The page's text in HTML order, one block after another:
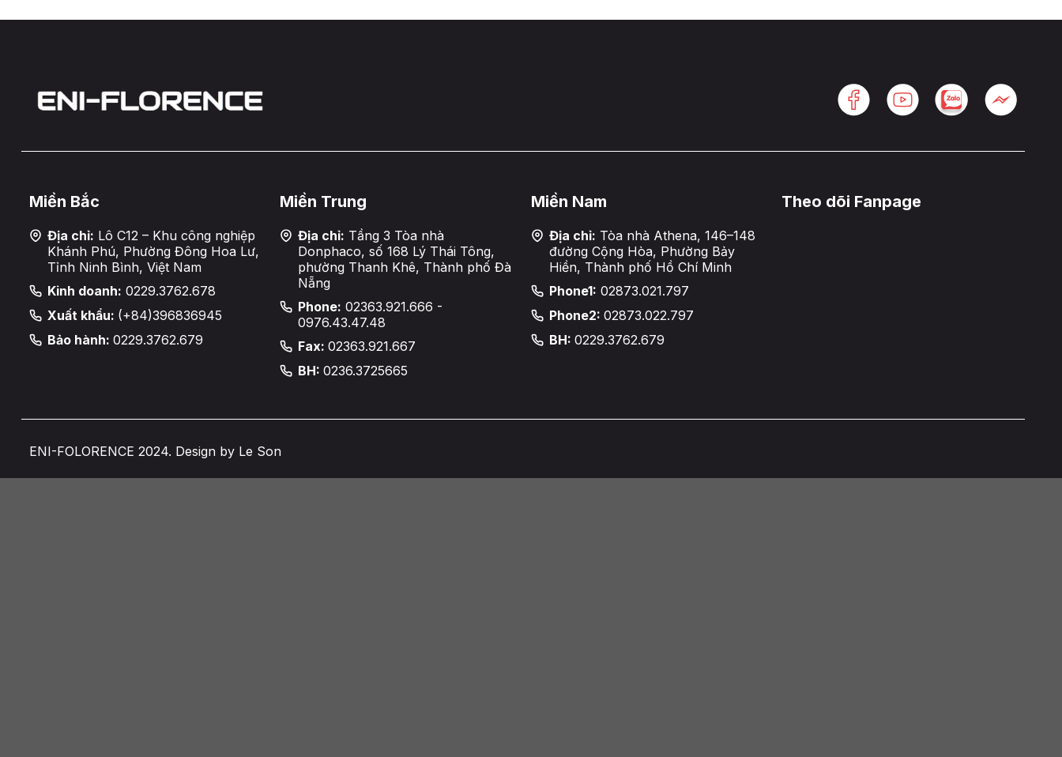
Miền Bắc
Địa chỉ: Lô C12 – Khu công nghiệp
Khánh Phú, Phường Đông Hoa Lư,
Tỉnh Ninh Bình, Việt Nam
Kinh doanh: 0229.3762.678
Xuất khẩu: (+84)396836945
Bảo hành: 0229.3762.679
Miền Trung
Địa chỉ: Tầng 3 Tòa nhà
Donphaco, số 168 Lý Thái Tông,
phường Thanh Khê, Thành phố Đà
Nẵng
Phone: 02363.921.666 -
0976.43.47.48
Fax:02363.921.667
BH:0236.3725665
Miền Nam
Địa chỉ: Tòa nhà Athena, 146–148
đường Cộng Hòa, Phường Bảy
Hiền, Thành phố Hồ Chí Minh
Phone1: 02873.021.797
Phone2: 02873.022.797
BH: 0229.3762.679
Theo dõi Fanpage
ENI-FOLORENCE 2024. Design by Le Son